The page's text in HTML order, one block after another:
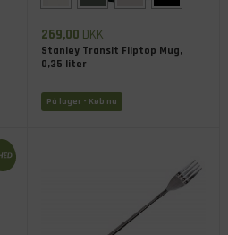
269,00 DKK
Stanley Transit Fliptop Mug,
0,35 liter
På lager - Køb nu